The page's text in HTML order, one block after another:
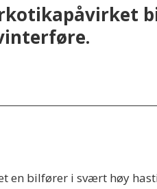
en bilfører i svært høy